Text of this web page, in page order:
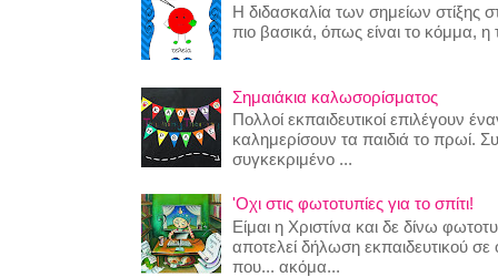
Η διδασκαλία των σημείων στίξης
πιο βασικά, όπως είναι το κόμμα, η
Σημαιάκια καλωσορίσματος
Πολλοί εκπαιδευτικοί επιλέγουν
καλημερίσουν τα παιδιά το πρωί.
συγκεκριμένο ...
'Οχι στις φωτοτυπίες για το σπίτι!
Είμαι η Χριστίνα και δε δίνω
αποτελεί δήλωση εκπαιδευτικού
που... ακόμα...